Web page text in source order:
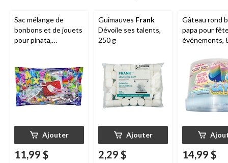
Sac mélange de
bonbons et de jouets
pour pinata,
multicolore, 650 g,
bonbons tendres,
pour fête
d'anniversaire/cadeau
Ajouter
11,99 $
Guimauves Frank
Dévoile ses talents,
250 g
Ajouter
2,29 $
Gâteau rond
papa pour
événements,
14,99 $